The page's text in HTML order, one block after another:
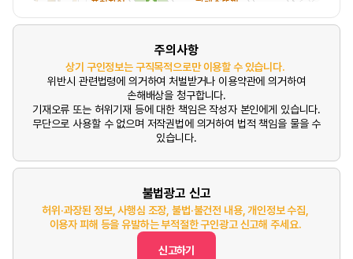
주의사항
상기 구인정보는 구직목적으로만 이용할 수 있습니다.
위반시 관련법령에 의거하여 처벌받거나 이용약관에 의거하여
손해배상을 청구합니다.
기재오류 또는 허위기재 등에 대한 책임은 작성자 본인에게 있습니다.
무단으로 사용할 수 없으며 저작권법에 의거하여 법적 책임을 물을 수
있습니다.
불법광고 신고
허위·과장된 정보, 사행심 조장, 불법·불건전 내용, 개인정보 수집,
이용자 피해 등을 유발하는 부적절한 구인광고 신고해 주세요.
신고하기